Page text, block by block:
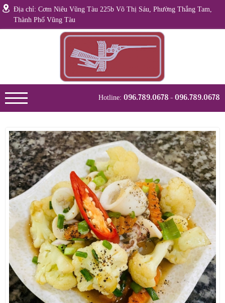
Địa chỉ: Cơm Niêu Vũng Tàu 225b Võ Thị Sáu, Phường Thắng Tam,
Thành Phố Vũng Tàu
Hotline: 096.789.0678- 096.789.0678